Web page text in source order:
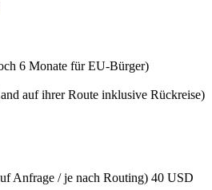
6 Monate für EU-Bürger)
auf ihrer Route inklusive Rückreise)
Anfrage / je nach Routing) 40 USD